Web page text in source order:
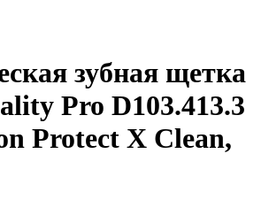
зубная щетка
Pro D103.413.3
Protect X Clean,